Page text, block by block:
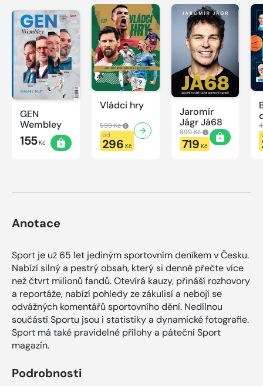
GEN
Wembley
155Kč
Vládci hry
599 Kč
od
296 Kč
Jaromír
Jágr Já68
899 Kč
719 Kč
Anotace
Sport je už 65 let jediným sportovním deníkem v Česku.
Nabízí silný a pestrý obsah, který si denně přečte více
než čtvrt milionů fandů. Otevírá kauzy, přináší rozhovory
a reportáže, nabízí pohledy ze zákulisí a nebojí se
odvážných komentářů sportovního dění. Nedílnou
součástí Sportu jsou i statistiky a dynamické fotografie.
Sport má také pravidelné přílohy a páteční Sport
magazín.
Podrobnosti